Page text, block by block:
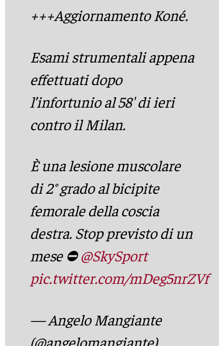
+++Aggiornamento Koné.
Esami strumentali appena
effettuati dopo
l’infortunio al 58′ di ieri
contro il Milan.
È una lesione muscolare
di 2° grado al bicipite
femorale della coscia
destra. Stop previsto di un
mese ⛔@SkySport
pic.twitter.com/mDeg5nrZVf
— Angelo Mangiante
(@angelomangiante)